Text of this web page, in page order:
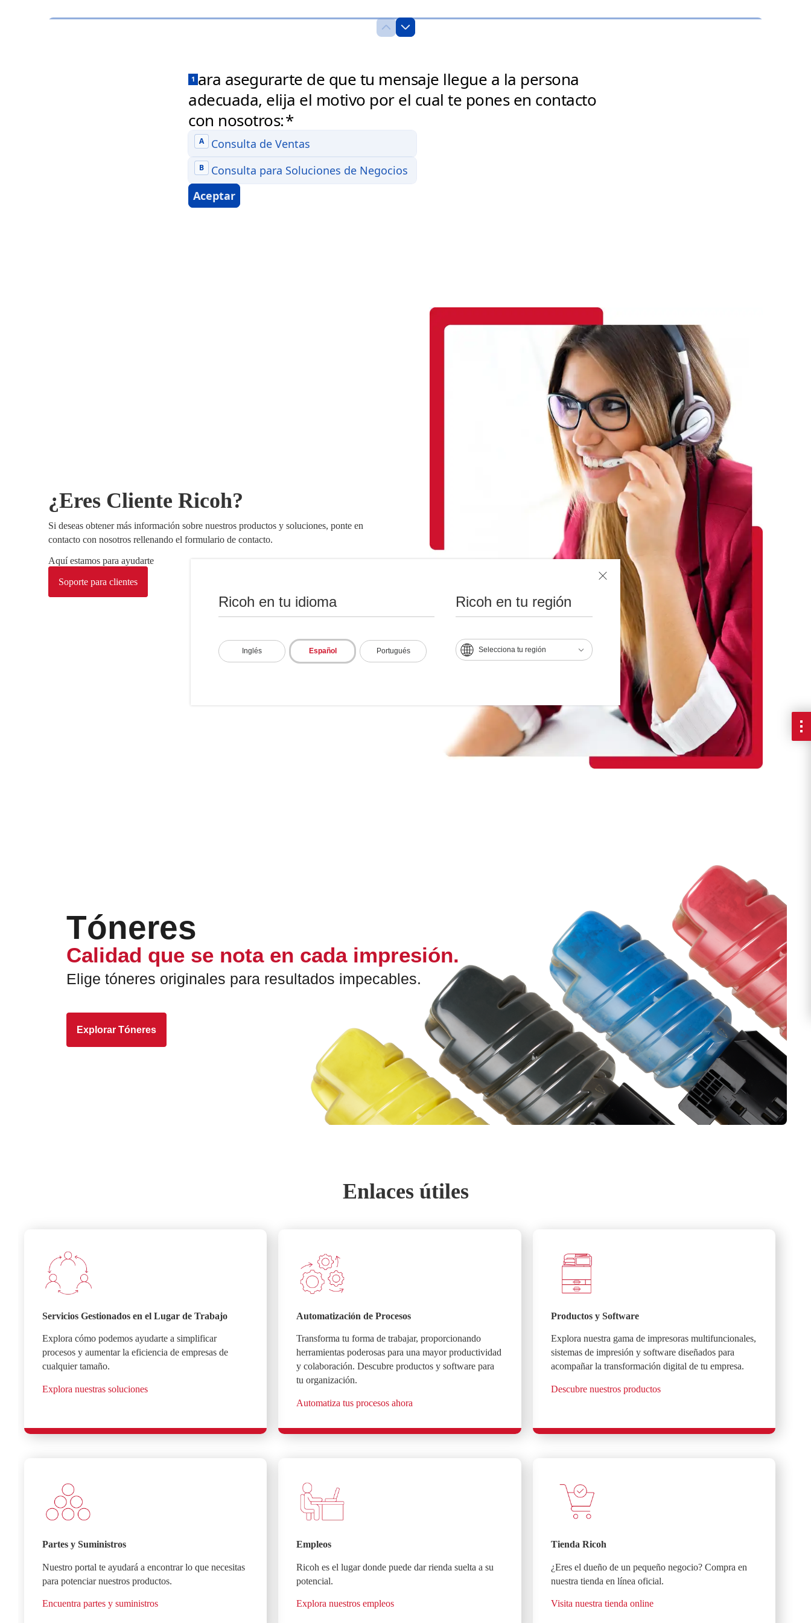
Ricoh en tu idioma
Inglés Español Portugués
Ricoh en tu región
Selecciona tu región
¿Eres Cliente Ricoh?
Si deseas obtener más información sobre nuestros productos y soluciones, ponte en
contacto con nosotros rellenando el formulario de contacto.
Aquí estamos para ayudarte
Soporte para clientes
Tóneres
Calidad que se nota en cada impresión.
Elige tóneres originales para resultados impecables.
Explorar Tóneres
Enlaces útiles
Servicios Gestionados en el Lugar de Trabajo
Explora cómo podemos ayudarte a simplificar
procesos y aumentar la eficiencia de empresas de
cualquier tamaño.
Explora nuestras soluciones
Automatización de Procesos
Transforma tu forma de trabajar, proporcionando
herramientas poderosas para una mayor productividad
y colaboración. Descubre productos y software para
tu organización.
Automatiza tus procesos ahora
Productos y Software
Explora nuestra gama de impresoras multifuncionales,
sistemas de impresión y software diseñados para
acompañar la transformación digital de tu empresa.
Descubre nuestros productos
Partes y Suministros
Nuestro portal te ayudará a encontrar lo que necesitas
para potenciar nuestros productos.
Encuentra partes y suministros
Empleos
Ricoh es el lugar donde puede dar rienda suelta a su
potencial.
Explora nuestros empleos
Tienda Ricoh
¿Eres el dueño de un pequeño negocio? Compra en
nuestra tienda en línea oficial.
Visita nuestra tienda online